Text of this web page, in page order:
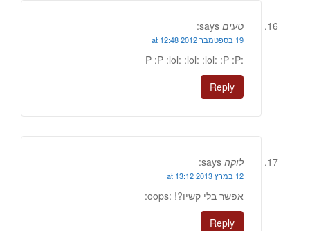
טעים says:
19 בספטמבר 2012 at 12:48
:P :P :lol: :lol: :lol: :P :P
Reply
לוקה says:
12 במרץ 2013 at 13:12
אפשר בלי קשיו?! :oops:
Reply